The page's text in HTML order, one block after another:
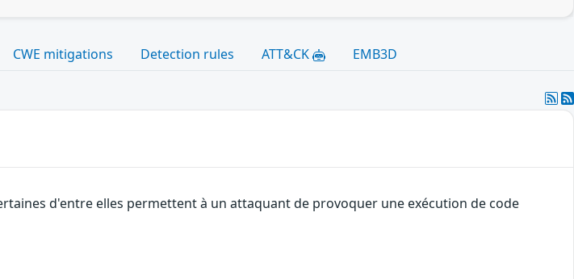
CWE mitigations Detection rules ATT&CK EMB3D
d'entre elles permettent à un attaquant de provoquer une exécution de code